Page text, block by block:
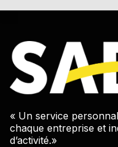
« Un service
chaque entreprise et
d’activité.»